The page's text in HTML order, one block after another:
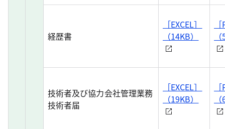
経歴書
［EXCEL］
（14KB）
技術者及び協力会社管理業務
技術者届
［EXCEL］
（19KB）